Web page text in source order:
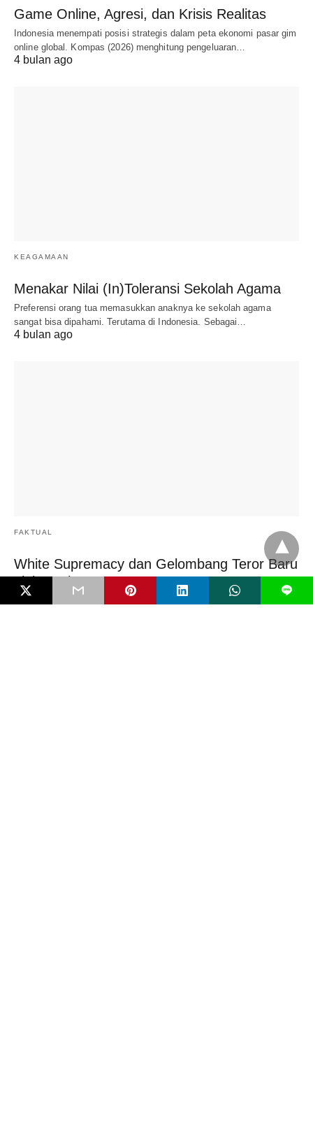
Game Online, Agresi, dan Krisis Realitas
Indonesia menempati posisi strategis dalam peta ekonomi pasar gim
online global. Kompas (2026) menghitung pengeluaran…
4 bulan ago
KEAGAMAAN
Menakar Nilai (In)Toleransi Sekolah Agama
Preferensi orang tua memasukkan anaknya ke sekolah agama
sangat bisa dipahami. Terutama di Indonesia. Sebagai…
4 bulan ago
FAKTUAL
White Supremacy dan Gelombang Teror Baru
oleh Anak
L